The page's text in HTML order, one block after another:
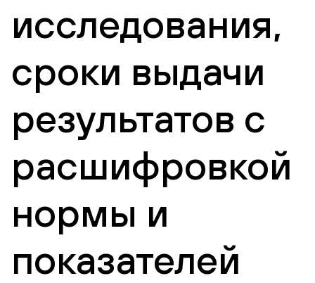
исследования,
сроки выдачи
результатов с
расшифровкой
нормы и
показателей